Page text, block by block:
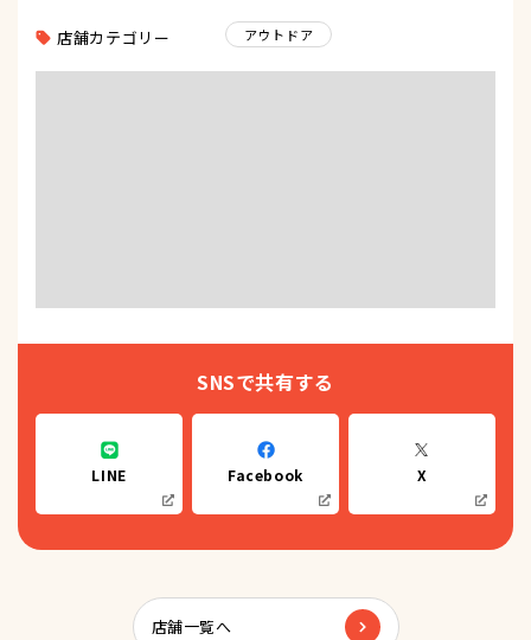
店舗カテゴリー アウトドア
SNSで共有する
LINE Facebook X
店舗一覧へ